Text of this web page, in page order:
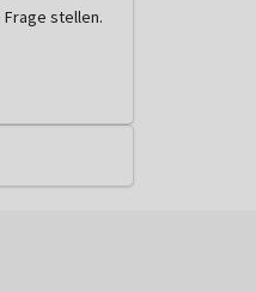
stellen.